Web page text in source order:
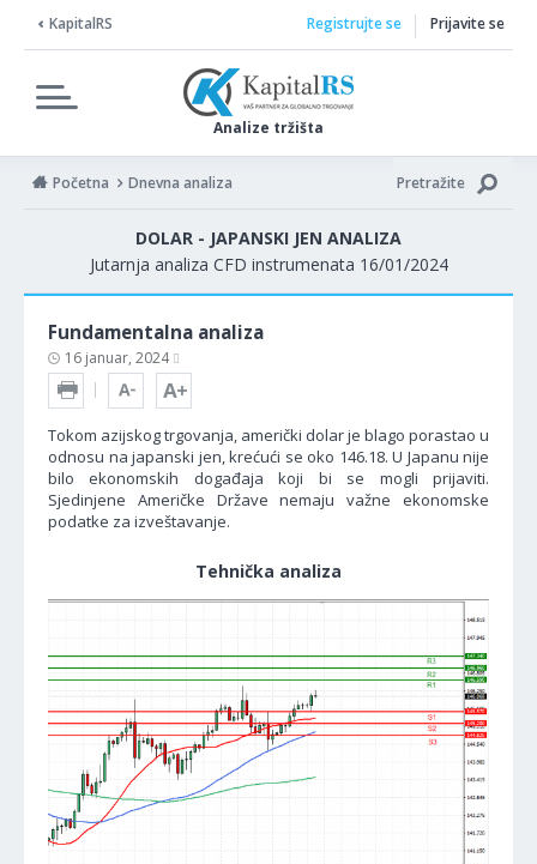
KapitalRS
Analize tržišta
Registrujte se Prijavite se
Početna Dnevna analiza Pretražite
DOLAR - JAPANSKI JEN ANALIZA
Jutarnja analiza CFD instrumenata 16/01/2024
Fundamentalna analiza
16 januar, 2024
Tokom azijskog trgovanja, američki dolar je blago porastao u
odnosu na japanski jen, krećući se oko 146.18. U Japanu nije
bilo ekonomskih događaja koji bi se mogli prijaviti.
Sjedinjene Američke Države nemaju važne ekonomske
podatke za izveštavanje.
Tehnička analiza